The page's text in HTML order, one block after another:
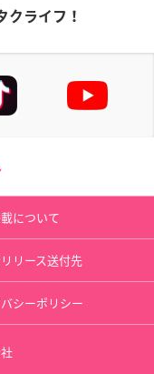
クライフ！
について
リース送付先
シーポリシー